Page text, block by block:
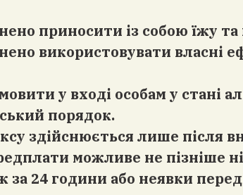
приносити із собою їжу та
використовувати власні
у вході особам у стані
порядок.
здійснюється лише після
можливе не пізніше
за 24 години або неявки